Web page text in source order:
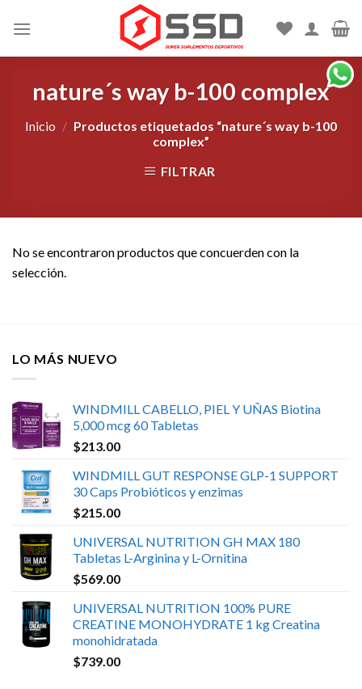
nature´s way b-100 complex
Inicio / Productos etiquetados “nature´s way b-100
complex”
FILTRAR
No se encontraron productos que concuerden con la
selección.
LO MÁS NUEVO
WINDMILL CABELLO, PIEL Y UÑAS Biotina
5,000 mcg 60 Tabletas
$213.00
WINDMILL GUT RESPONSE GLP-1 SUPPORT
30 Caps Probióticos y enzimas
$215.00
UNIVERSAL NUTRITION GH MAX 180
Tabletas L-Arginina y L-Ornitina
$569.00
UNIVERSAL NUTRITION 100% PURE
CREATINE MONOHYDRATE 1 kg Creatina
monohidratada
$739.00